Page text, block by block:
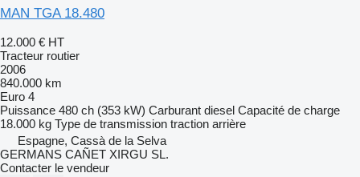
MAN TGA 18.480
12.000 € HT
Tracteur routier
2006
840.000 km
Euro 4
Puissance 480 ch (353 kW) Carburant diesel Capacité de charge
18.000 kg Type de transmission traction arrière
Espagne, Cassà de la Selva
GERMANS CAÑET XIRGU SL.
Contacter le vendeur